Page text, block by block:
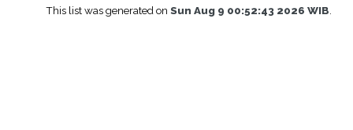
This list was generated onSun Aug 9 00:52:43 2026 WIB.